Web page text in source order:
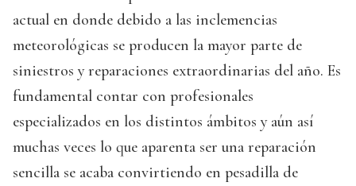
actual en donde debido a las inclemencias
meteorológicas se producen la mayor parte de
siniestros y reparaciones extraordinarias del año. Es
fundamental contar con profesionales
especializados en los distintos ámbitos y aún así
muchas veces lo que aparenta ser una reparación
sencilla se acaba convirtiendo en pesadilla de